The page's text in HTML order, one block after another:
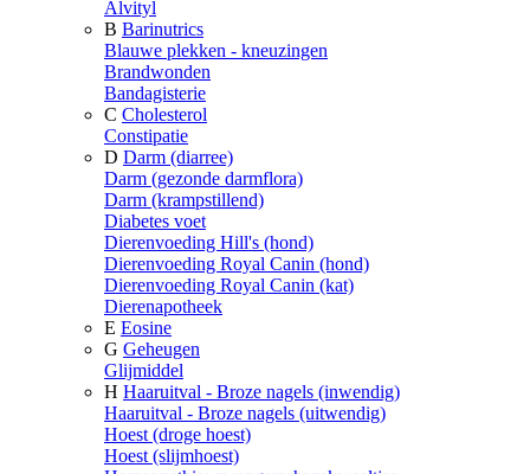
Alvityl
B Barinutrics
Blauwe plekken - kneuzingen
Brandwonden
Bandagisterie
C Cholesterol
Constipatie
D Darm (diarree)
Darm (gezonde darmflora)
Darm (krampstillend)
Diabetes voet
Dierenvoeding Hill's (hond)
Dierenvoeding Royal Canin (hond)
Dierenvoeding Royal Canin (kat)
Dierenapotheek
E Eosine
G Geheugen
Glijmiddel
H Haaruitval - Broze nagels (inwendig)
Haaruitval - Broze nagels (uitwendig)
Hoest (droge hoest)
Hoest (slijmhoest)